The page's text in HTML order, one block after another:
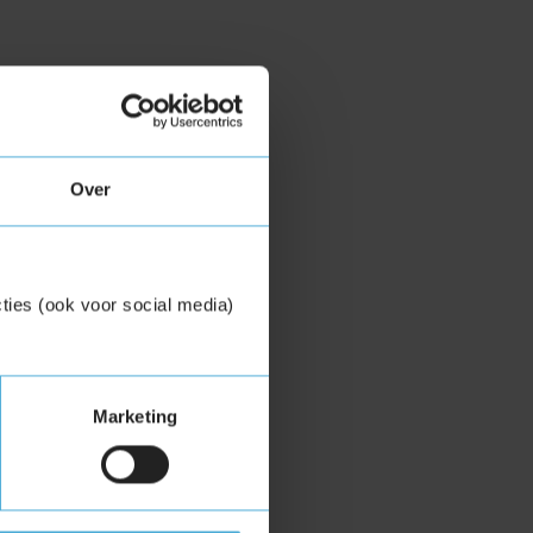
Over
(ook voor social media)
Marketing